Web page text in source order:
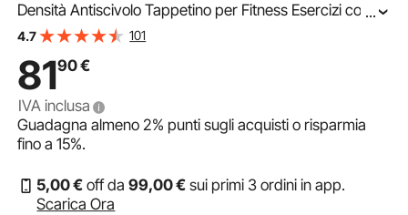
Densità Antiscivolo Tappetino per Fitness Esercizi con
Borsa e Tracolla, per Tutti i Tipi di Yoga a Casa, Pilato e
...
4.7 101
8190€
IVA inclusa
Guadagna almeno2% punti sugli acquisti o risparmia
fino a15%.
5,00€ off da99,00€ sui primi 3 ordini in app.
Scarica Ora